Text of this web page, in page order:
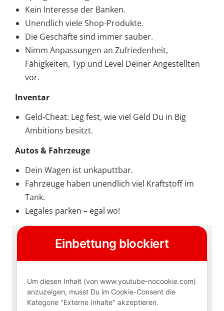
Kein Interesse der Banken.
Unendlich viele Shop-Produkte.
Die Geschäfte sind immer sauber.
Nimm Anpassungen an Zufriedenheit,
Fähigkeiten, Typ und Level Deiner Angestellten
vor.
Inventar
Geld-Cheat: Leg fest, wie viel Geld Du in Big
Ambitions besitzt.
Autos & Fahrzeuge
Dein Wagen ist unkaputtbar.
Fahrzeuge haben unendlich viel Kraftstoff im
Tank.
Legales parken – egal wo!